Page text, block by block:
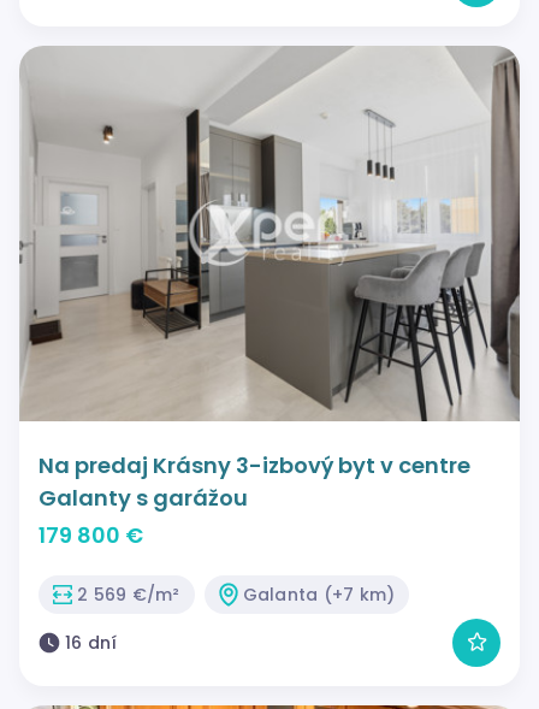
Na predaj Krásny 3-izbový byt v centre
Galanty s garážou
179 800 €
2 569 €/m²
Galanta (+7 km)
16 dní